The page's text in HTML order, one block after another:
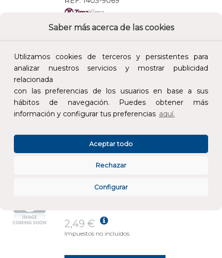
Saber más acerca de las cookies
Utilizamos cookies de terceros y persistentes para
analizar nuestros servicios y mostrar publicidad
relacionada
con las preferencias de los usuarios en base a sus
hábitos de navegación. Puedes obtener más
información y configurar tus preferencias aquí.
Configurar
Rechazar
Aceptar todo
Añade al carrito y sigue el proceso de
8,07 €
AÑADIR AL CARRITO
REF:1403-6506
compra para ver la disponibilidad y los
2,49 €
Impuestos no incluidos.